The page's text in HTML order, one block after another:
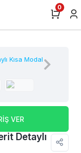
0
VER
Detaylı